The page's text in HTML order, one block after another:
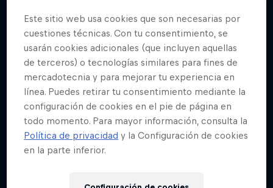
Este sitio web usa cookies que son necesarias por
cuestiones técnicas. Con tu consentimiento, se
usarán cookies adicionales (que incluyen aquellas
de terceros) o tecnologías similares para fines de
mercadotecnia y para mejorar tu experiencia en
línea. Puedes retirar tu consentimiento mediante la
configuración de cookies en el pie de página en
todo momento. Para mayor información, consulta la
Política de privacidad y la Configuración de cookies
en la parte inferior.